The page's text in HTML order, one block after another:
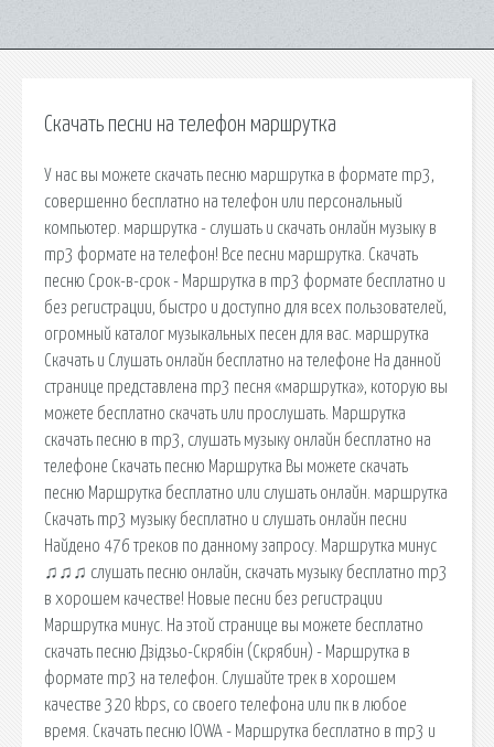
Скачать песни на телефон маршрутка
У нас вы можете скачать песню маршрутка в формате mp3,
совершенно бесплатно на телефон или персональный
компьютер. маршрутка - слушать и скачать онлайн музыку в
mp3 формате на телефон! Все песни маршрутка. Скачать
песню Срок-в-срок - Маршрутка в mp3 формате бесплатно и
без регистрации, быстро и доступно для всех пользователей,
огромный каталог музыкальных песен для вас. маршрутка
Скачать и Слушать онлайн бесплатно на телефоне На данной
странице представлена mp3 песня «маршрутка», которую вы
можете бесплатно скачать или прослушать. Маршрутка
скачать песню в mp3, слушать музыку онлайн бесплатно на
телефоне Скачать песню Маршрутка Вы можете скачать
песню Маршрутка бесплатно или слушать онлайн. маршрутка
Скачать mp3 музыку бесплатно и слушать онлайн песни
Найдено 476 треков по данному запросу. Маршрутка минус
♫♫♫ слушать песню онлайн, скачать музыку бесплатно mp3
в хорошем качестве! Новые песни без регистрации
Маршрутка минус. На этой странице вы можете бесплатно
скачать песню Дзідзьо-Скрябін (Скрябин) - Маршрутка в
формате mp3 на телефон. Слушайте трек в хорошем
качестве 320 kbps, со своего телефона или пк в любое
время. Скачать песню IOWA - Маршрутка бесплатно в mp3 и